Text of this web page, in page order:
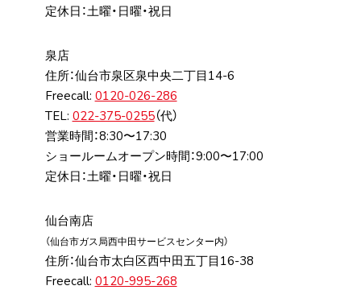
定休日：土曜・日曜・祝日
泉店
住所：仙台市泉区泉中央⼆丁⽬14-6
Freecall: 0120-026-286
TEL: 022-375-0255（代）
営業時間：8:30〜17:30
ショールームオープン時間：9:00〜17:00
定休日：土曜・日曜・祝日
仙台南店
（仙台市ガス局⻄中⽥サービスセンター内）
住所：仙台市太⽩区⻄中⽥五丁⽬16-38
Freecall: 0120-995-268